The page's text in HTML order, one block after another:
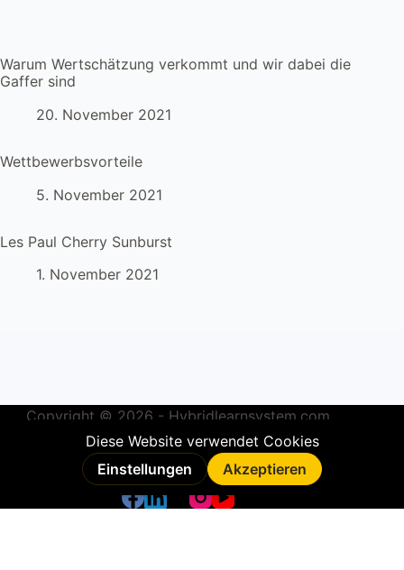
Warum Wertschätzung verkommt und wir dabei die
Gaffer sind
20. November 2021
Wettbewerbsvorteile
5. November 2021
Les Paul Cherry Sunburst
1. November 2021
Copyright © 2026 - Hybridlearnsystem.com
Impressum&Datenschutz